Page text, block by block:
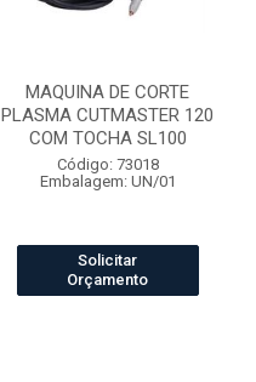
MAQUINA DE CORTE
PLASMA CUTMASTER 120
COM TOCHA SL100
Código: 73018
Embalagem: UN/01
Solicitar
Orçamento